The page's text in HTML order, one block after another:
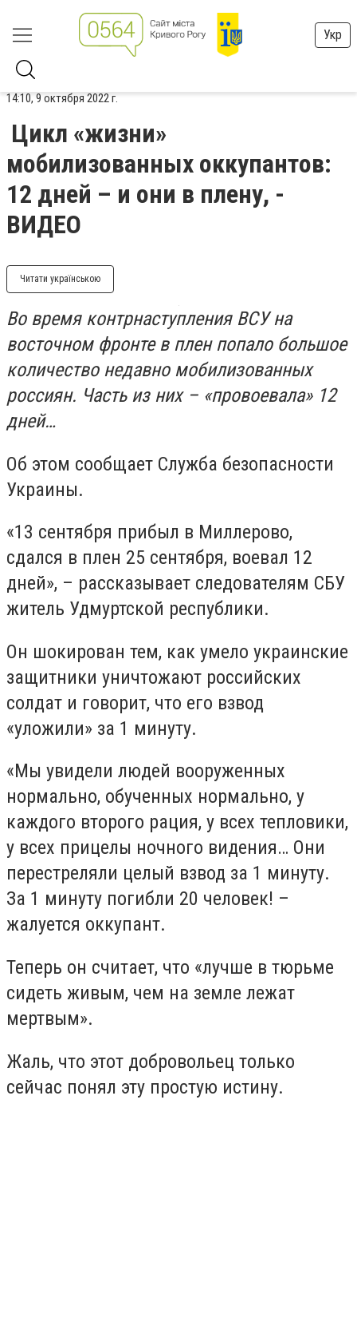
Укр
14:10, 9 октября 2022 г.
Цикл «жизни»
мобилизованных оккупантов:
12 дней – и они в плену, -
ВИДЕО
Читати українською
Во время контрнаступления ВСУ на
восточном фронте в плен попало большое
количество недавно мобилизованных
россиян. Часть из них – «провоевала» 12
дней…
Об этом сообщает Служба безопасности
Украины.
«13 сентября прибыл в Миллерово,
сдался в плен 25 сентября, воевал 12
дней», – рассказывает следователям СБУ
житель Удмуртской республики.
Он шокирован тем, как умело украинские
защитники уничтожают российских
солдат и говорит, что его взвод
«уложили» за 1 минуту.
«Мы увидели людей вооруженных
нормально, обученных нормально, у
каждого второго рация, у всех тепловики,
у всех прицелы ночного видения… Они
перестреляли целый взвод за 1 минуту.
За 1 минуту погибли 20 человек! –
жалуется оккупант.
Теперь он считает, что «лучше в тюрьме
сидеть живым, чем на земле лежат
мертвым».
Жаль, что этот добровольец только
сейчас понял эту простую истину.